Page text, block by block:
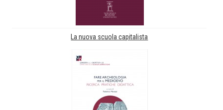
La nuova scuola capitalista